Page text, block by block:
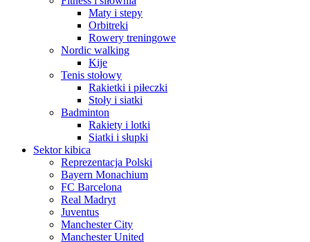
Maty i stepy
Orbitreki
Rowery treningowe
Nordic walking
Kije
Tenis stołowy
Rakietki i piłeczki
Stoły i siatki
Badminton
Rakiety i lotki
Siatki i słupki
Sektor kibica
Reprezentacja Polski
Bayern Monachium
FC Barcelona
Real Madryt
Juventus
Manchester City
Manchester United